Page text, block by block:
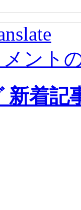
ント
新着記